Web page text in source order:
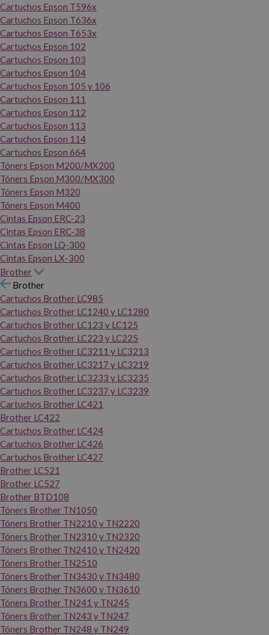
Cartuchos Epson T596x
Cartuchos Epson T636x
Cartuchos Epson T653x
Cartuchos Epson 102
Cartuchos Epson 103
Cartuchos Epson 104
Cartuchos Epson 105 y 106
Cartuchos Epson 111
Cartuchos Epson 112
Cartuchos Epson 113
Cartuchos Epson 114
Cartuchos Epson 664
Tóners Epson M200/MX200
Tóners Epson M300/MX300
Tóners Epson M320
Tóners Epson M400
Cintas Epson ERC-23
Cintas Epson ERC-38
Cintas Epson LQ-300
Cintas Epson LX-300
Brother
Brother
Cartuchos Brother LC985
Cartuchos Brother LC1240 y LC1280
Cartuchos Brother LC123 y LC125
Cartuchos Brother LC223 y LC225
Cartuchos Brother LC3211 y LC3213
Cartuchos Brother LC3217 y LC3219
Cartuchos Brother LC3233 y LC3235
Cartuchos Brother LC3237 y LC3239
Cartuchos Brother LC421
Brother LC422
Cartuchos Brother LC424
Cartuchos Brother LC426
Cartuchos Brother LC427
Brother LC521
Brother LC527
Brother BTD108
Tóners Brother TN1050
Tóners Brother TN2210 y TN2220
Tóners Brother TN2310 y TN2320
Tóners Brother TN2410 y TN2420
Tóners Brother TN2510
Tóners Brother TN3430 y TN3480
Tóners Brother TN3600 y TN3610
Tóners Brother TN241 y TN245
Tóners Brother TN243 y TN247
Tóners Brother TN248 y TN249